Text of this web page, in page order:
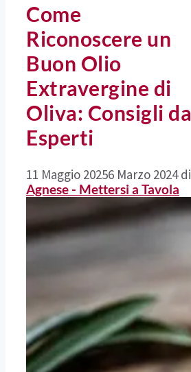
Come
Riconoscere un
Buon Olio
Extravergine di
Oliva: Consigli da
Esperti
11 Maggio 20256 Marzo 2024 di
Agnese - Mettersi a Tavola